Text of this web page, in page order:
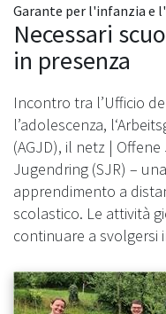
Garante per l'infanzia e
Necessari
in presenza
Incontro tra l’Ufficio
l’adolescenza,
(AGJD), il netz |
Jugendring (SJR) –
apprendimento a
scolastico. Le attività
continuare a svolgersi